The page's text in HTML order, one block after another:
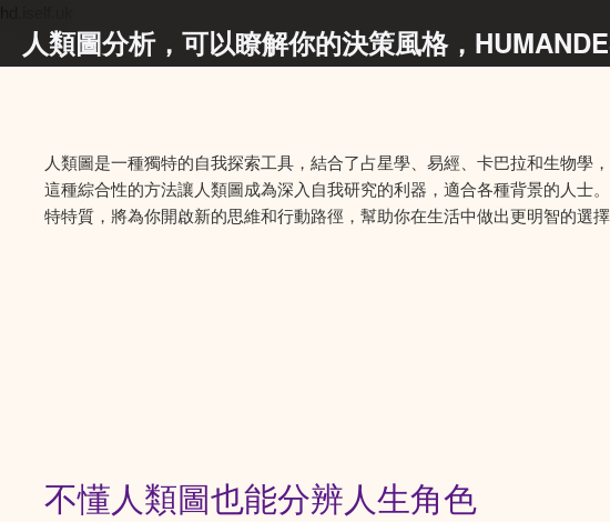
人類圖分析，可以瞭解你的決策風格，
人類圖是一種獨特的自我探索工具，結合了占星學、易經、卡巴拉和生物學
這種綜合性的方法讓人類圖成為深入自我研究的利器，適合各種背景的人
特特質，將為你開啟新的思維和行動路徑，幫助你在生活中做出更明智的選擇
不懂人類圖也能分辨人生角色